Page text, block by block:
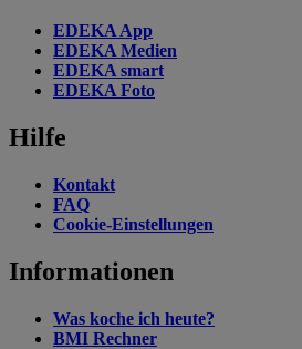
EDEKA App
EDEKA Medien
EDEKA smart
EDEKA Foto
Hilfe
Kontakt
FAQ
Cookie-Einstellungen
Informationen
Was koche ich heute?
BMI Rechner